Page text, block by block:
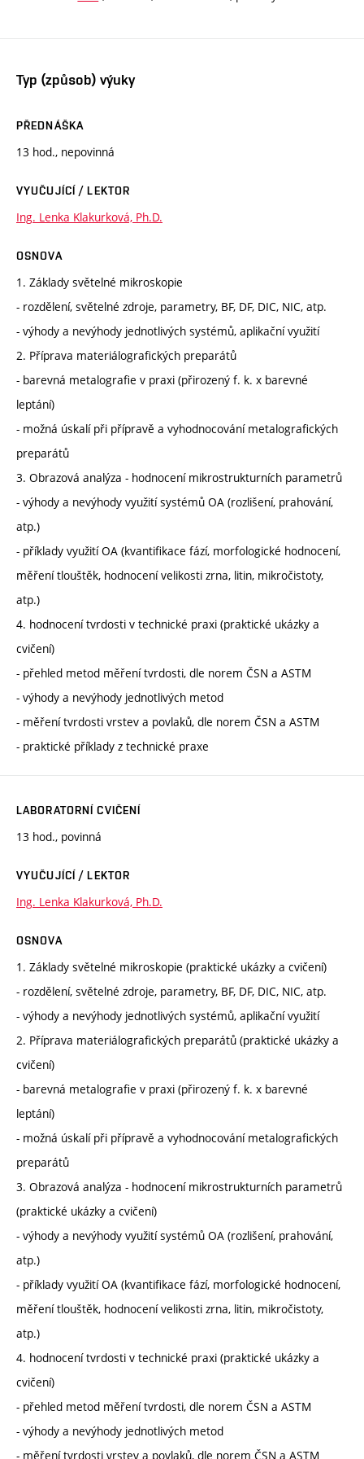
Typ (způsob) výuky
PŘEDNÁŠKA
13 hod., nepovinná
VYUČUJÍCÍ / LEKTOR
Ing. Lenka Klakurková, Ph.D.
OSNOVA
1. Základy světelné mikroskopie
- rozdělení, světelné zdroje, parametry, BF, DF, DIC, NIC, atp.
- výhody a nevýhody jednotlivých systémů, aplikační využití
2. Příprava materiálografických preparátů
- barevná metalografie v praxi (přirozený f. k. x barevné
leptání)
- možná úskalí při přípravě a vyhodnocování metalografických
preparátů
3. Obrazová analýza - hodnocení mikrostrukturních parametrů
- výhody a nevýhody využití systémů OA (rozlišení, prahování,
atp.)
- příklady využití OA (kvantifikace fází, morfologické hodnocení,
měření tlouštěk, hodnocení velikosti zrna, litin, mikročistoty,
atp.)
4. hodnocení tvrdosti v technické praxi (praktické ukázky a
cvičení)
- přehled metod měření tvrdosti, dle norem ČSN a ASTM
- výhody a nevýhody jednotlivých metod
- měření tvrdosti vrstev a povlaků, dle norem ČSN a ASTM
- praktické příklady z technické praxe
LABORATORNÍ CVIČENÍ
13 hod., povinná
VYUČUJÍCÍ / LEKTOR
Ing. Lenka Klakurková, Ph.D.
OSNOVA
1. Základy světelné mikroskopie (praktické ukázky a cvičení)
- rozdělení, světelné zdroje, parametry, BF, DF, DIC, NIC, atp.
- výhody a nevýhody jednotlivých systémů, aplikační využití
2. Příprava materiálografických preparátů (praktické ukázky a
cvičení)
- barevná metalografie v praxi (přirozený f. k. x barevné
leptání)
- možná úskalí při přípravě a vyhodnocování metalografických
preparátů
3. Obrazová analýza - hodnocení mikrostrukturních parametrů
(praktické ukázky a cvičení)
- výhody a nevýhody využití systémů OA (rozlišení, prahování,
atp.)
- příklady využití OA (kvantifikace fází, morfologické hodnocení,
měření tlouštěk, hodnocení velikosti zrna, litin, mikročistoty,
atp.)
4. hodnocení tvrdosti v technické praxi (praktické ukázky a
cvičení)
- přehled metod měření tvrdosti, dle norem ČSN a ASTM
- výhody a nevýhody jednotlivých metod
- měření tvrdosti vrstev a povlaků, dle norem ČSN a ASTM